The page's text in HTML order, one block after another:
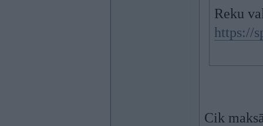
Reku
https://
Cik